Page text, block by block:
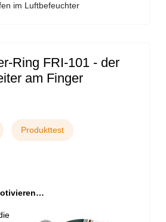
im Luftbefeuchter
Ring FRI-101 - der
am Finger
Produkttest